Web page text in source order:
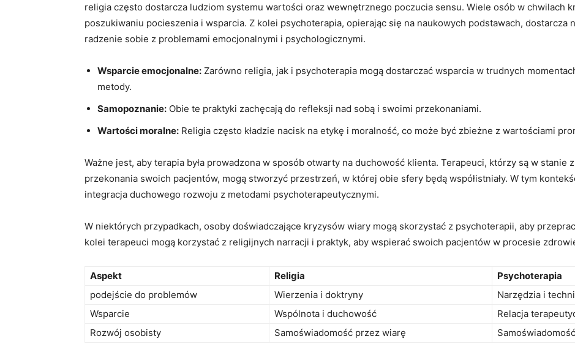
religia często dostarcza ludziom systemu wartości oraz wewnętrznego poczucia sensu. Wiele osób w chwilach
poszukiwaniu pocieszenia i wsparcia. Z kolei psychoterapia, opierając się na naukowych podstawach, dostarcza
radzenie sobie z problemami emocjonalnymi i psychologicznymi.
Wsparcie emocjonalne: Zarówno religia, jak i psychoterapia mogą dostarczać wsparcia w trudnych
metody.
Samopoznanie: Obie te praktyki zachęcają do refleksji nad sobą i swoimi przekonaniami.
Wartości moralne: Religia często kładzie nacisk na etykę i moralność, co może być zbieżne z wartościami
Ważne jest, aby terapia była prowadzona w sposób otwarty na duchowość klienta. Terapeuci, którzy są w stanie
przekonania swoich pacjentów, mogą stworzyć przestrzeń, w której obie sfery będą współistniały. W tym
integracja duchowego rozwoju z metodami psychoterapeutycznymi.
W niektórych przypadkach, osoby doświadczające kryzysów wiary mogą skorzystać z psychoterapii, aby
kolei terapeuci mogą korzystać z religijnych narracji i praktyk, aby wspierać swoich pacjentów w procesie
Aspekt Religia
Psychoterapia
podejście do problemów
Wierzenia i doktryny
Narzędzia i
Wsparcie
Wspólnota i duchowość
Relacja
Rozwój osobisty
Samoświadomość przez wiarę